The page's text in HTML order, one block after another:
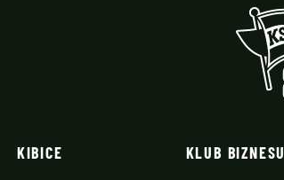
KIBICE KLUB BIZNESU